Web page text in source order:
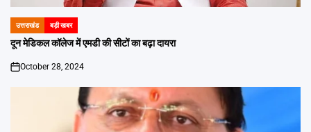
POSTED
IN
उत्तराखंड बड़ी खबर
दून मेडिकल कॉलेज में एमडी की सीटों का बढ़ा दायरा
on
October 28, 2024